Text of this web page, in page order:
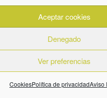
Aceptar cookies
Denegado
Ver preferencias
CookiesPolítica de privacidadAviso
636 01 61 85
Fuente
info @
Privacidad Aviso legal